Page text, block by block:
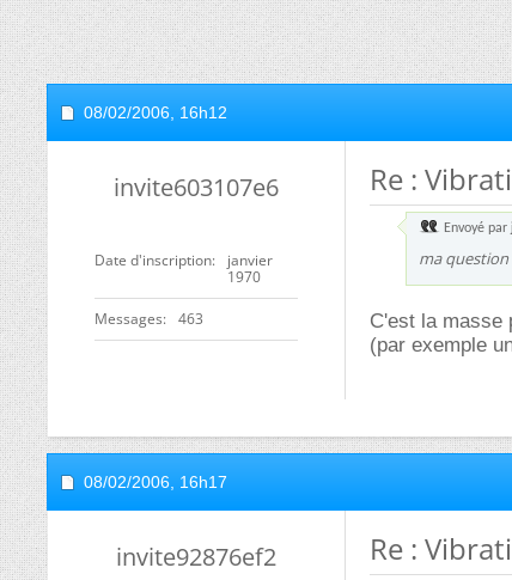
08/02/2006, 16h12
invite603107e6
Date d'inscription
janvier
1970
Messages 463
Re :
Envoyé par
ma question
C'est la masse
(par exemple
08/02/2006, 16h17
invite92876ef2 Re :